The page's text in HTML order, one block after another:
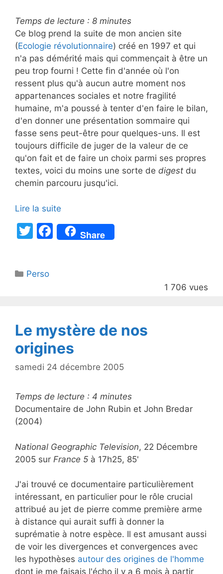
Temps de lecture : 8 minutes
Ce blog prend la suite de mon ancien site
(Ecologie révolutionnaire) créé en 1997 et qui
n'a pas démérité mais qui commençait à être un
peu trop fourni ! Cette fin d'année où l'on
ressent plus qu'à aucun autre moment nos
appartenances sociales et notre fragilité
humaine, m'a poussé à tenter d'en faire le bilan,
d'en donner une présentation sommaire qui
fasse sens peut-être pour quelques-uns. Il est
toujours difficile de juger de la valeur de ce
qu'on fait et de faire un choix parmi ses propres
textes, voici du moins une sorte de digest du
chemin parcouru jusqu'ici.
Lire la suite
T
er
F
a
o
k
Share
Catégories
Perso
1 706 vues
Le mystère de nos
origines
samedi 24 décembre 2005
Temps de lecture : 4 minutes
Documentaire de John Rubin et John Bredar
(2004)
National Geographic Television, 22 Décembre
2005 sur France 5 à 17h25, 85'
J'ai trouvé ce documentaire particulièrement
intéressant, en particulier pour le rôle crucial
attribué au jet de pierre comme première arme
à distance qui aurait suffi à donner la
suprématie à notre espèce. Il est amusant aussi
de voir les divergences et convergences avec
les hypothèses autour des origines de l'homme
dont je me faisais l'écho il y a 6 mois à partir